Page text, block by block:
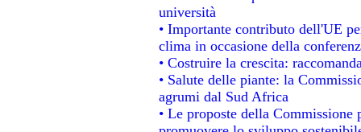
università
• Importante contributo dell'UE
clima in occasione della
• Costruire la crescita:
• Salute delle piante: la
agrumi dal Sud Africa
• Le proposte della